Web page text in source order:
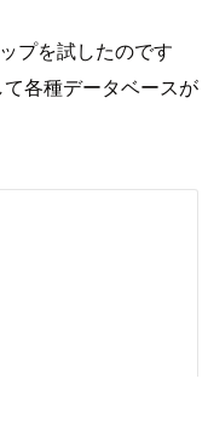
プを試したのです
各種データベースが